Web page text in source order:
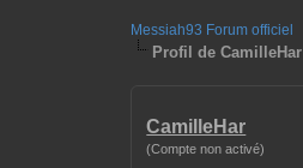
Messiah93 Forum officiel
Profil de CamilleHar
CamilleHar
(Compte non activé)